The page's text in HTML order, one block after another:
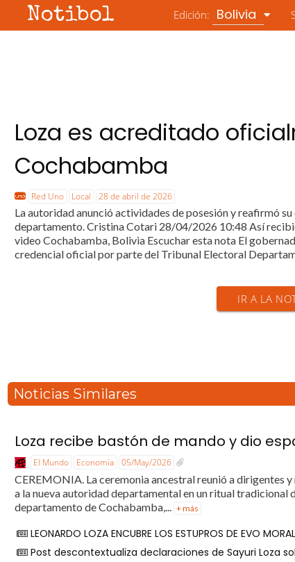
Notibol Edición: Bolivia
Loza es acreditado
Cochabamba
Red Uno Local 28 de abril de 2026
La autoridad anunció actividades de posesión y reafirmó
departamento. Cristina Cotari 28/04/2026 10:48 Así
video Cochabamba, Bolivia Escuchar esta nota El
credencial oficial por parte del Tribunal Electoral
IR A LA
Noticias Similares
Loza recibe bastón de mando y dio
El Mundo Economía 05/May/2026
CEREMONIA. La ceremonia ancestral reunió a dirigentes
a la nueva autoridad departamental en un ritual tradicional
departamento de Cochabamba,...
+ más
LEONARDO LOZA ENCUBRE LOS ESTUPROS DE EVO
Post descontextualiza declaraciones de Sayuri Loza